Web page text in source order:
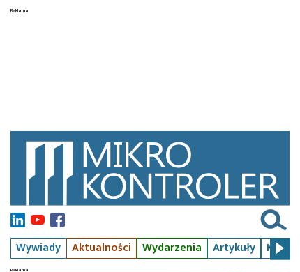
Wywiady Aktualności Wydarzenia Artykuły Kursy